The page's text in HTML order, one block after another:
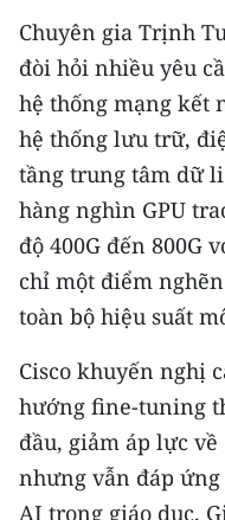
Chuyên gia Trịnh
đòi hỏi nhiều yêu
hệ thống mạng kết
hệ thống lưu trữ,
tầng trung tâm dữ
hàng nghìn GPU
độ 400G đến 800G
chỉ một điểm
toàn bộ hiệu suất
Cisco khuyến nghị
hướng fine-tuning
đầu, giảm áp lực
nhưng vẫn đáp
AI trong giáo dục.